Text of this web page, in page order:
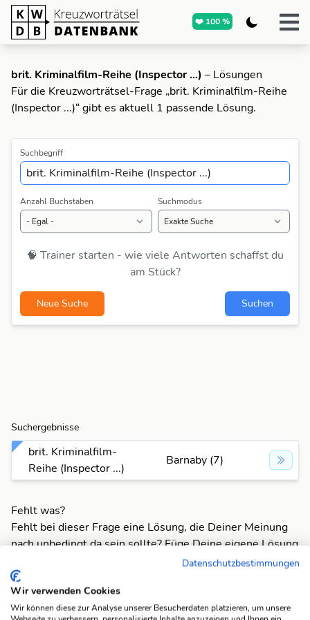
❤️ 100 %
brit. Kriminalfilm-Reihe (Inspector ...) – Lösungen
Für die Kreuzworträtsel-Frage „brit. Kriminalfilm-Reihe
(Inspector ...)“ gibt es aktuell 1 passende Lösung.
Suchbegriff
Anzahl Buchstaben Suchmodus
🧠 Trainer starten - wie viele Antworten schaffst du
am Stück?
Neue Suche Suchen
Suchergebnisse
brit. Kriminalfilm-
Reihe (Inspector ...)
Barnaby (7)
Fehlt was?
Fehlt bei dieser Frage eine Lösung, die Deiner Meinung
nach unbedingt da sein sollte? Füge Deine eigene Lösung
hinzu und bereichere unsere Datenbank!
Mach mit und registriere dich!
Datenschutzbestimmungen
Wir verwenden Cookies
Wir können diese zur Analyse unserer Besucherdaten platzieren, um unsere